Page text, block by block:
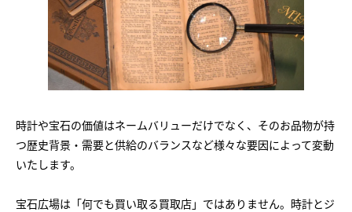
時計や宝石の価値はネームバリューだけでなく、そのお品物が持
つ歴史背景・需要と供給のバランスなど様々な要因によって変動
いたします。
宝石広場は「何でも買い取る買取店」ではありません。時計とジ